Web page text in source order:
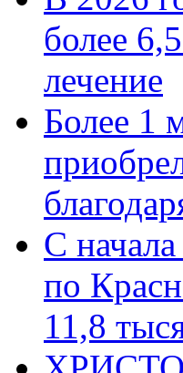
более
лечение
Более 1
С
по
11,8